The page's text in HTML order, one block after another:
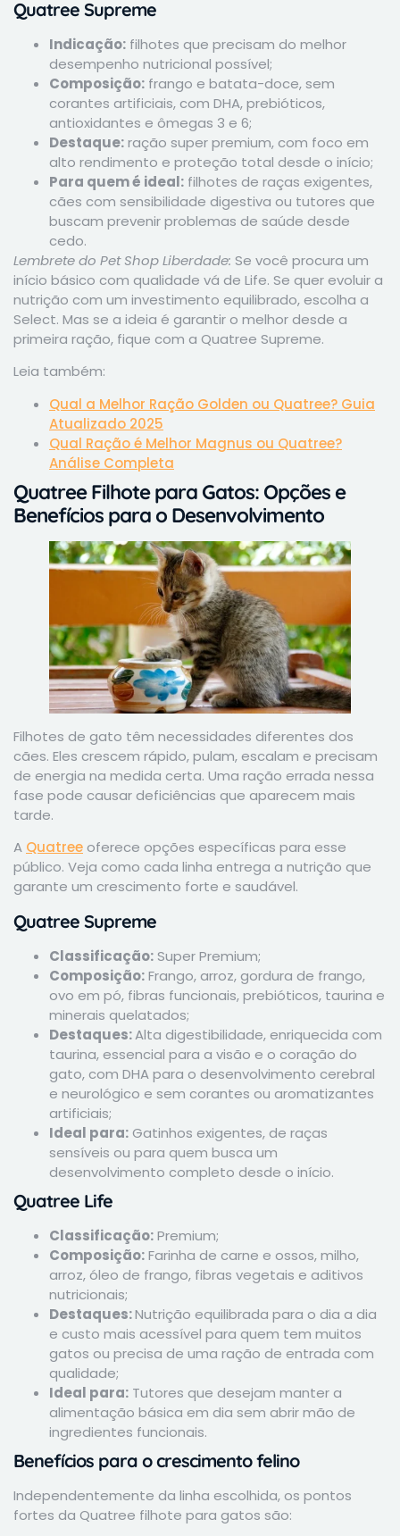
Quatree Supreme
Indicação: filhotes que precisam do melhor
desempenho nutricional possível;
Composição: frango e batata-doce, sem
corantes artificiais, com DHA, prebióticos,
antioxidantes e ômegas 3 e 6;
Destaque:ração super premium, com foco em
alto rendimento e proteção total desde o início;
Para quem é ideal: filhotes de raças exigentes,
cães com sensibilidade digestiva ou tutores que
buscam prevenir problemas de saúde desde
cedo.
Lembrete do Pet Shop Liberdade: Se você procura um
início básico com qualidade vá de Life. Se quer evoluir a
nutrição com um investimento equilibrado, escolha a
Select. Mas se a ideia é garantir o melhor desde a
primeira ração, fique com a Quatree Supreme.
Leia também:
Qual a Melhor Ração Golden ou Quatree? Guia
Atualizado 2025
Qual Ração é Melhor Magnus ou Quatree?
Análise Completa
Quatree Filhote para Gatos: Opções e
Benefícios para o Desenvolvimento
Filhotes de gato têm necessidades diferentes dos
cães. Eles crescem rápido, pulam, escalam e precisam
de energia na medida certa. Uma ração errada nessa
fase pode causar deficiências que aparecem mais
tarde.
A Quatree oferece opções específicas para esse
público. Veja como cada linha entrega a nutrição que
garante um crescimento forte e saudável.
Quatree Supreme
Classificação:Super Premium;
Composição:Frango, arroz, gordura de frango,
ovo em pó, fibras funcionais, prebióticos, taurina e
minerais quelatados;
Destaques:Alta digestibilidade, enriquecida com
taurina, essencial para a visão e o coração do
gato, com DHA para o desenvolvimento cerebral
e neurológico e sem corantes ou aromatizantes
artificiais;
Ideal para: Gatinhos exigentes, de raças
sensíveis ou para quem busca um
desenvolvimento completo desde o início.
Quatree Life
Classificação:Premium;
Composição:Farinha de carne e ossos, milho,
arroz, óleo de frango, fibras vegetais e aditivos
nutricionais;
Destaques:Nutrição equilibrada para o dia a dia
e custo mais acessível para quem tem muitos
gatos ou precisa de uma ração de entrada com
qualidade;
Ideal para: Tutores que desejam manter a
alimentação básica em dia sem abrir mão de
ingredientes funcionais.
Benefícios para o crescimento felino
Independentemente da linha escolhida, os pontos
fortes da Quatree filhote para gatos são: